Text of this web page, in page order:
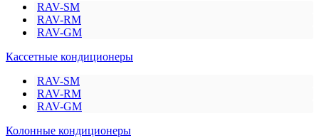
RAV-SM
RAV-RM
RAV-GM
Кассетные кондиционеры
RAV-SM
RAV-RM
RAV-GM
Колонные кондиционеры